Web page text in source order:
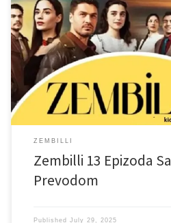
ZEMBILLI
Zembilli 13 Epizoda Sa
Prevodom
PublishedJuly 29, 2025